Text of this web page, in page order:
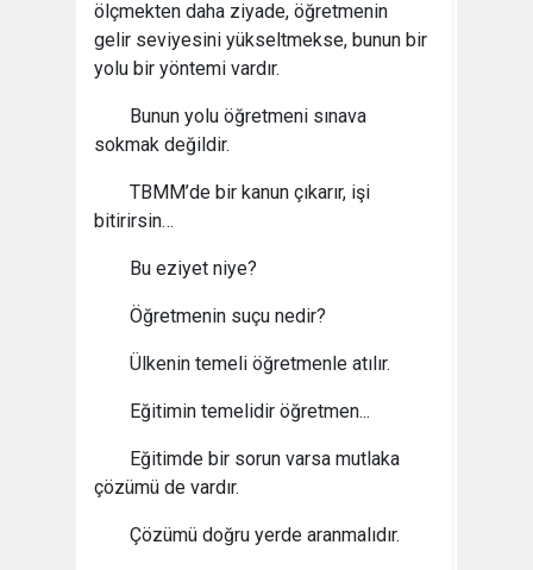
ölçmekten daha ziyade, öğretmenin
gelir seviyesini yükseltmekse, bunun bir
yolu bir yöntemi vardır.
Bunun yolu öğretmeni sınava
sokmak değildir.
TBMM’de bir kanun çıkarır, işi
bitirirsin…
Bu eziyet niye?
Öğretmenin suçu nedir?
Ülkenin temeli öğretmenle atılır.
Eğitimin temelidir öğretmen...
Eğitimde bir sorun varsa mutlaka
çözümü de vardır.
Çözümü doğru yerde aranmalıdır.